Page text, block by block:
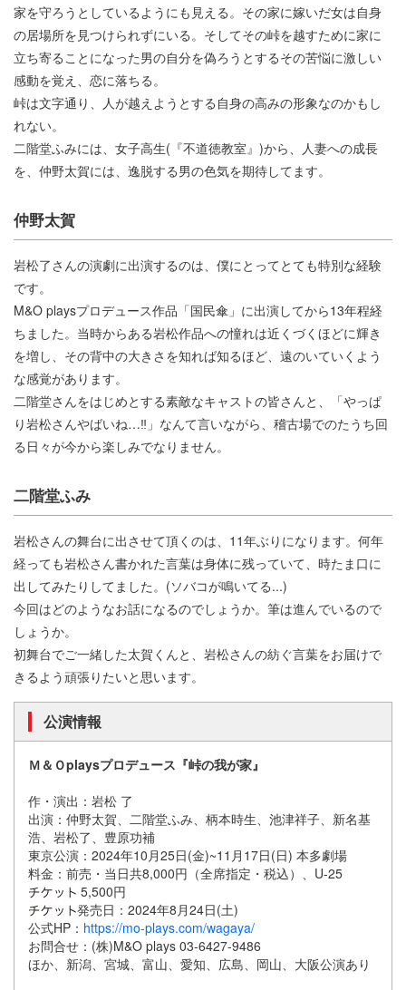
家を守ろうとしているようにも見える。その家に嫁いだ女は自身
の居場所を見つけられずにいる。そしてその峠を越すために家に
立ち寄ることになった男の自分を偽ろうとするその苦悩に激しい
感動を覚え、恋に落ちる。
峠は文字通り、人が越えようとする自身の高みの形象なのかもし
れない。
二階堂ふみには、女子高生(『不道徳教室』)から、人妻への成長
を、仲野太賀には、逸脱する男の色気を期待してます。
仲野太賀
岩松了さんの演劇に出演するのは、僕にとってとても特別な経験
です。
M&O playsプロデュース作品「国民傘」に出演してから13年程経
ちました。当時からある岩松作品への憧れは近くづくほどに輝き
を増し、その背中の大きさを知れば知るほど、遠のいていくよう
な感覚があります。
二階堂さんをはじめとする素敵なキャストの皆さんと、「やっぱ
り岩松さんやばいね…‼︎」なんて言いながら、稽古場でのたうち回
る日々が今から楽しみでなりません。
二階堂ふみ
岩松さんの舞台に出させて頂くのは、11年ぶりになります。何年
経っても岩松さん書かれた言葉は身体に残っていて、時たま口に
出してみたりしてました。(ソバコが鳴いてる...)
今回はどのようなお話になるのでしょうか。筆は進んでいるので
しょうか。
初舞台でご一緒した太賀くんと、岩松さんの紡ぐ言葉をお届けで
きるよう頑張りたいと思います。
公演情報
Ｍ＆Ｏplaysプロデュース『峠の我が家』
作・演出：岩松 了
出演：仲野太賀、二階堂ふみ、柄本時生、池津祥子、新名基
浩、岩松了、豊原功補
東京公演：2024年10月25日(金)~11月17日(日) 本多劇場
料金：前売・当日共8,000円（全席指定・税込）、U-25
5,500円
発売日：2024年8月24日(土)
公式HP： https://mo-plays.com/wagaya/
お問合せ：(株)M&O plays 03-6427-9486
ほか、新潟、宮城、富山、愛知、広島、岡山、大阪公演あり